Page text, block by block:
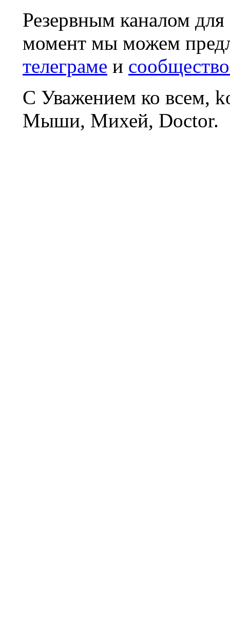
Резервным каналом
момент мы можем
телеграме и
С Уважением ко всем,
Мыши, Михей, Doctor.